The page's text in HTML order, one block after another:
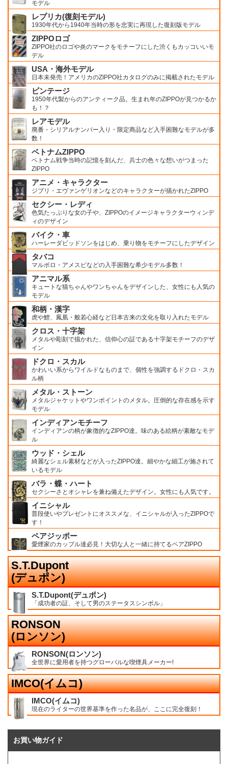
モデル
レプリカ(復刻モデル)
1930年代から1940年当時の形を忠実に再現した復刻版モデル
ZIPPOロゴ
ZIPPO社のロゴや炎のマークをモチーフにした渋くもカッコいいモ
デル
USA・海外モデル
日本未発売！アメリカのZIPPO社カタログのみに掲載されたモデル
ビンテージ
1950年代製からのアンティーク品。生まれ年のZIPPOが見つかるか
も！？
レアモデル
廃番・シリアルナンバー入り・限定商品など入手困難なモデルが多
数！
ベトナムZIPPO
ベトナム戦争当時の記憶を刻んだ、兵士の色々な想いがつまった
ZIPPO
アニメ・キャラクター
ジブリ・エヴァンゲリオンなどのキャラクターが描かれたZIPPO
セクシー・レディ
色気たっぷりな女の子や、ZIPPOのイメージキャラクターウィンデ
ィのデザイン
バイク・車
ハーレーダビッドソンをはじめ、乗り物をモチーフにしたデザイン
タバコ
マルボロ・アメスピなどの入手困難な希少モデル多数！
アニマル系
キュートな猫ちゃんやワンちゃんをデザインした、女性にも人気の
モデル
和柄・漢字
虎や鯉、鳳凰・般若心経など日本古来の文化を取り入れたモデル
クロス・十字架
メタルや彫刻で描かれた、信仰心の証である十字架モチーフのデザ
イン
ドクロ・スカル
かわいい系からワイルドなものまで、個性を強調するドクロ・スカ
ル柄
メタル・ストーン
メタルジャケットやワンポイントのメタル。圧倒的な存在感を示す
モデル
インディアンモチーフ
インディアンの柄が象徴的なZIPPO達。味のある絵柄が素敵なモデ
ル
ウッド・シェル
綺麗なシェル素材などが入ったZIPPO達。細やかな細工が施されて
いるモデル
バラ・蝶・ハート
セクシーさとオシャレを兼ね備えたデザイン。女性にも人気です。
イニシャル
普段使いやプレゼントにオススメな、イニシャルが入ったZIPPOで
す！
ペアジッポー
愛煙家のカップル達必見！大切な人と一緒に持てるペアZIPPO
S.T.Dupont
(デュポン)
S.T.Dupont(デュポン)
「成功者の証、そして男のステータスシンボル」
RONSON
(ロンソン)
RONSON(ロンソン)
全世界に愛用者を持つグローバルな喫煙具メーカー!
IMCO(イムコ)
IMCO(イムコ)
現在のライターの世界基準を作った名品が、ここに完全復刻！
お買い物ガイド